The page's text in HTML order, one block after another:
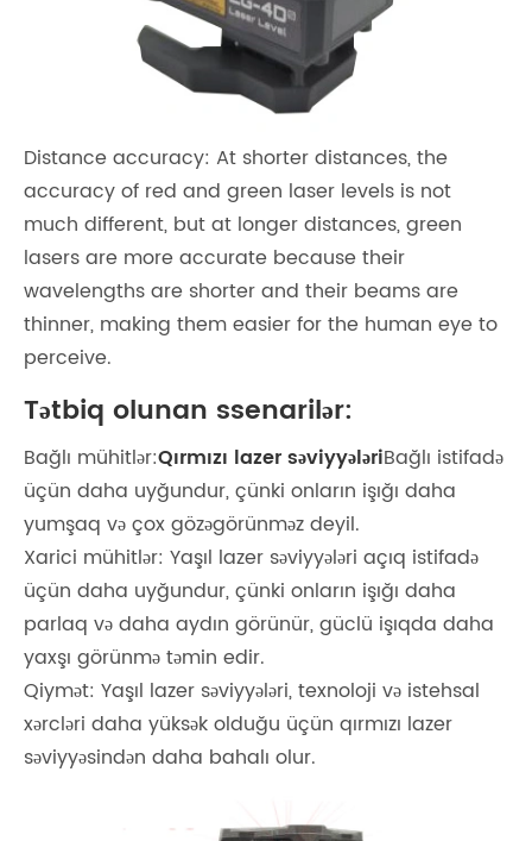
‌Distance accuracy‌: At shorter distances, the
accuracy of red and green laser levels is not
much different, but at longer distances, green
lasers are more accurate because their
wavelengths are shorter and their beams are
thinner, making them easier for the human eye to
perceive‌.
Tətbiq olunan ssenarilər:
Bağlı mühitlər:Qırmızı lazer səviyyələriBağlı istifadə
üçün daha uyğundur, çünki onların işığı daha
yumşaq və çox gözəgörünməz deyil.
Xarici mühitlər: Yaşıl lazer səviyyələri açıq istifadə
üçün daha uyğundur, çünki onların işığı daha
parlaq və daha aydın görünür, güclü işıqda daha
yaxşı görünmə təmin edir.
Qiymət: Yaşıl lazer səviyyələri, texnoloji və istehsal
xərcləri daha yüksək olduğu üçün qırmızı lazer
səviyyəsindən daha bahalı olur.